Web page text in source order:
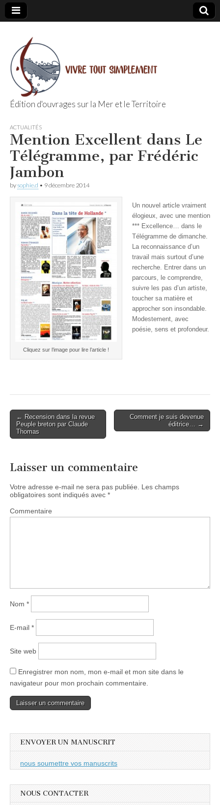
Editions Vivre
Tout
Simplement
Édition d'ouvrages sur la Mer et le Territoire
ACTUALITÉS
Mention Excellent dans Le
Télégramme, par Frédéric
Jambon
bysophie.d • 9 décembre 2014
Cliquez sur l’image pour lire l’article !
Un nouvel article vraiment
élogieux, avec une mention
*** Excellence… dans le
Télégramme de dimanche.
La reconnaissance d’un
travail mais surtout d’une
recherche. Entrer dans un
parcours, le comprendre,
suivre les pas d’un artiste,
toucher sa matière et
approcher son insondable.
Modestement, avec
poésie, sens et profondeur.
Post
navigation
← Recension dans la revue
Peuple breton par Claude
Thomas
Comment je suis devenue
éditrice… →
Laisser un commentaire
Votre adresse e-mail ne sera pas publiée.
Les champs
obligatoires sont indiqués avec *
Commentaire
Nom *
E-mail *
Site web
Enregistrer mon nom, mon e-mail et mon site dans le
navigateur pour mon prochain commentaire.
ENVOYER UN MANUSCRIT
nous soumettre vos manuscrits
NOUS CONTACTER